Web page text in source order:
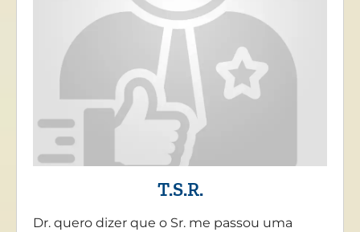
T.S.R.
Dr. quero dizer que o Sr. me passou uma